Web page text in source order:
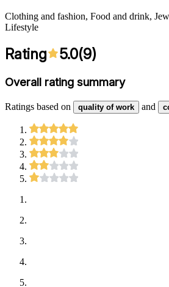
Clothing and fashion, Food and drink,
Lifestyle
Rating 5.0(9)
Overall rating summary
Ratings based on quality of work and